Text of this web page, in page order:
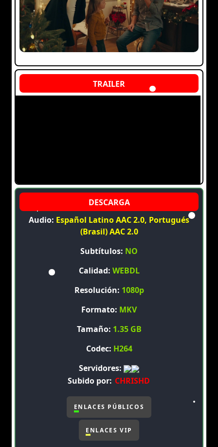
Audio: Español Latino AAC 2.0, Portugués
(Brasil) AAC 2.0
Subtítulos: NO
Calidad: WEBDL
Resolución: 1080p
Formato: MKV
Tamaño: 1.35 GB
Codec: H264
Servidores:
Subido por: CHRISHD
ENLACES PÚBLICOS
ENLACES VIP